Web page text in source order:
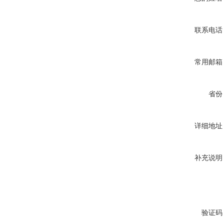
联系电话
常用邮箱
省份
详细地址
补充说明
验证码